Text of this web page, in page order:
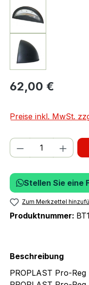
62,00 €
Preise inkl. MwSt.
Produkt
Stellen Sie eine
Zum Merkzettel
Produktnummer:
Beschreibung
PROPLAST Pro-